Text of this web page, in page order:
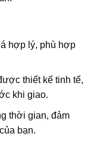
hợp lý, phù hợp
thiết kế tinh tế,
khi giao.
thời gian, đảm
bạn.